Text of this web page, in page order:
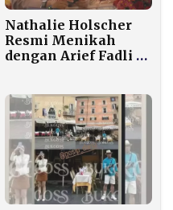
Nathalie Holscher
Resmi Menikah
dengan Arief Fadli di